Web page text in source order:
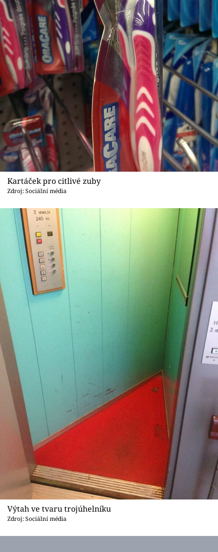
Kartáček pro citlivé zuby
Zdroj: Sociální média
Výtah ve tvaru trojúhelníku
Zdroj: Sociální média